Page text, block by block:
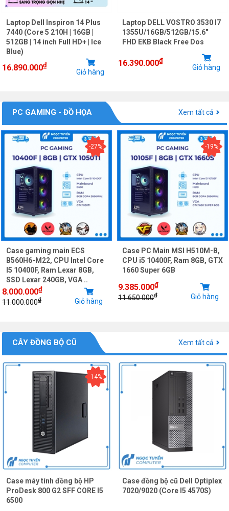
Laptop Dell Inspiron 14 Plus
7440 (Core 5 210H | 16GB |
512GB | 14 inch Full HD+ | Ice
Blue)
16.890.000₫
Giỏ hàng
Laptop DELL VOSTRO 3530 I7
1355U/16GB/512GB/15.6"
FHD EKB Black Free Dos
16.390.000₫
Giỏ hàng
PC GAMING - ĐỒ HỌA Xem tất cả
-27%
Case gaming main ECS
B560H6-M22, CPU Intel Core
I5 10400F, Ram Lexar 8GB,
SSD Lexar 240GB, VGA ..
8.000.000₫
11.000.000₫ Giỏ hàng
-19%
Case PC Main MSI H510M-B,
CPU i5 10400F, Ram 8GB, GTX
1660 Super 6GB
9.385.000₫
11.650.000₫ Giỏ hàng
CÂY ĐỒNG BỘ CŨ Xem tất cả
-14%
Case máy tính đồng bộ HP
ProDesk 800 G2 SFF CORE I5
6500
Case đồng bộ cũ Dell Optiplex
7020/9020 (Core I5 4570S)